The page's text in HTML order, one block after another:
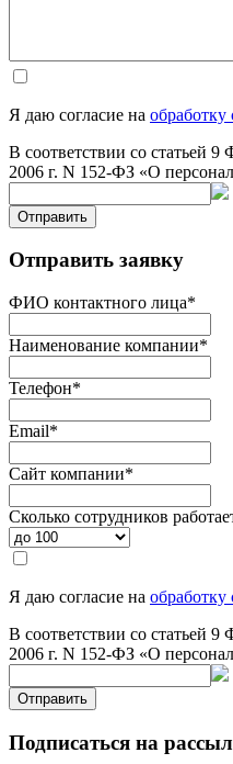
Я даю согласие на
В соответствии со статьей 9
2006 г. N 152-ФЗ «О
Отправить
Отправить заявку
ФИО контактного лица*
Наименование компании*
Телефон*
Email*
Сайт компании*
Сколько сотрудников
Я даю согласие на
В соответствии со статьей 9
2006 г. N 152-ФЗ «О
Отправить
Подписаться на